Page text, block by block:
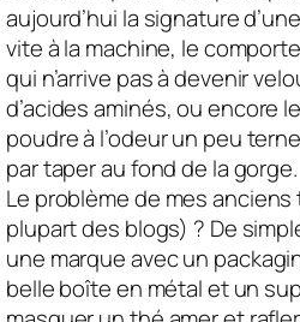
aujourd’hui la signature
vite à la machine, le
qui n’arrive pas à devenir
d’acides aminés, ou encore
poudre à l’odeur un peu
par taper au fond de la gorge.
Le problème de mes
plupart des blogs) ? De
une marque avec un
belle boîte en métal et un